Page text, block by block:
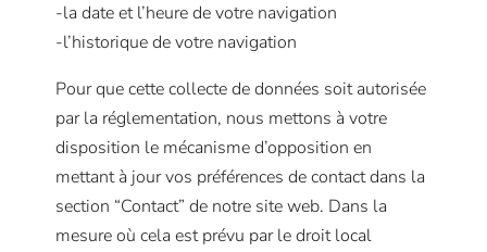
-la date et l’heure de votre navigation
-l’historique de votre navigation
Pour que cette collecte de données soit autorisée
par la réglementation, nous mettons à votre
disposition le mécanisme d’opposition en
mettant à jour vos préférences de contact dans la
section “Contact” de notre site web. Dans la
mesure où cela est prévu par le droit local